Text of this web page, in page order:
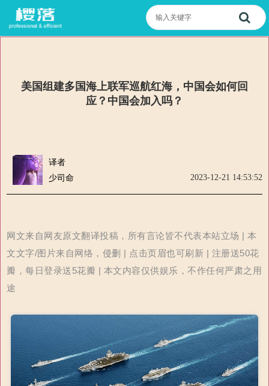
美国组建多国海上联军巡航红海，中国会如何回
应？中国会加入吗？
译者
少司命
2023-12-21 14:53:52
网文来自网友原文翻译投稿，所有言论皆不代表本站立场 | 本
文文字/图片来自网络，侵删 | 点击页眉也可刷新 | 注册送50花
瓣，每日登录送5花瓣 | 本文内容仅供娱乐，不作任何严肃之用
途